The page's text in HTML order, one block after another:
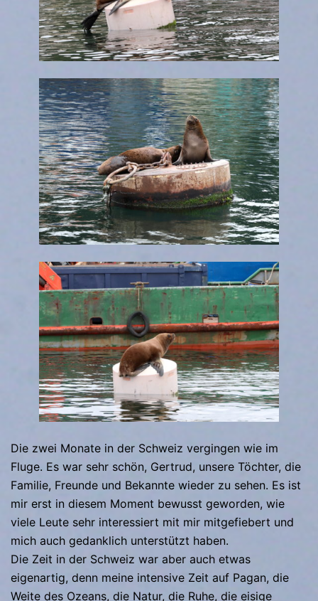
Die zwei Monate in der Schweiz vergingen wie im
Fluge. Es war sehr schön, Gertrud, unsere Töchter, die
Familie, Freunde und Bekannte wieder zu sehen. Es ist
mir erst in diesem Moment bewusst geworden, wie
viele Leute sehr interessiert mit mir mitgefiebert und
mich auch gedanklich unterstützt haben.
Die Zeit in der Schweiz war aber auch etwas
eigenartig, denn meine intensive Zeit auf Pagan, die
Weite des Ozeans, die Natur, die Ruhe, die eisige